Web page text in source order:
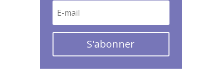
S'abonner